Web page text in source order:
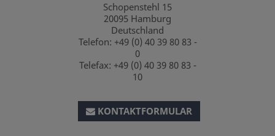
Schopenstehl 15
20095 Hamburg
Deutschland
Telefon: +49 (0) 40 39 80 83 -
0
Telefax: +49 (0) 40 39 80 83 -
10
KONTAKTFORMULAR